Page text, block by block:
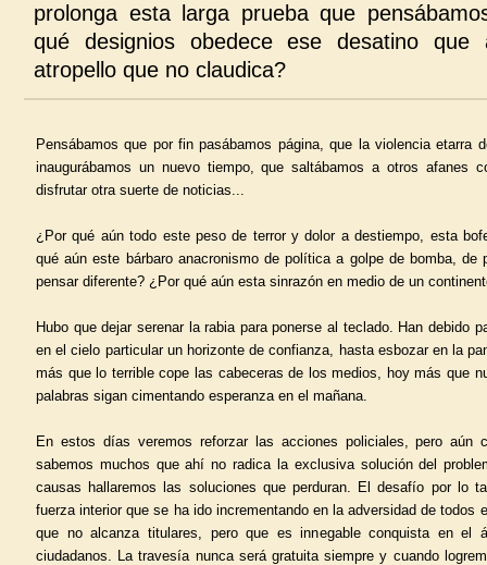
prolonga esta larga prueba que
qué designios obedece ese desatino
atropello que no claudica?
Pensábamos que por fin pasábamos página, que la violencia etarra
inaugurábamos un nuevo tiempo, que saltábamos a otros afanes
disfrutar otra suerte de noticias...
¿Por qué aún todo este peso de terror y dolor a destiempo, esta
qué aún este bárbaro anacronismo de política a golpe de bomba, de
pensar diferente? ¿Por qué aún esta sinrazón en medio de un
Hubo que dejar serenar la rabia para ponerse al teclado. Han debido
en el cielo particular un horizonte de confianza, hasta esbozar en la
más que lo terrible cope las cabeceras de los medios, hoy más que
palabras sigan cimentando esperanza en el mañana.
En estos días veremos reforzar las acciones policiales, pero aún
sabemos muchos que ahí no radica la exclusiva solución del
causas hallaremos las soluciones que perduran. El desafío por lo
fuerza interior que se ha ido incrementando en la adversidad de todos
que no alcanza titulares, pero que es innegable conquista en el
ciudadanos. La travesía nunca será gratuita siempre y cuando